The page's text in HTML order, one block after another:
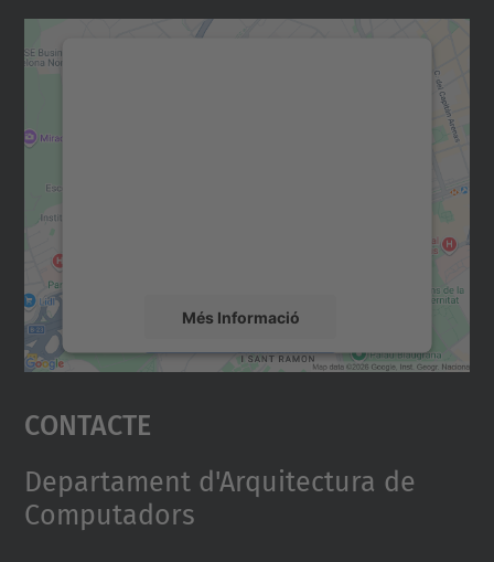
Més Informació
Accepta
powered by
Contacte
Departament d'Arquitectura de
Computadors